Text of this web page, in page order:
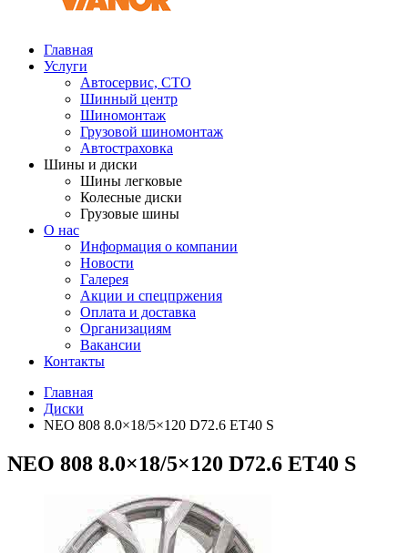
Главная
Услуги
Автосервис, СТО
Шинный центр
Шиномонтаж
Грузовой шиномонтаж
Автостраховка
Шины и диски
Шины легковые
Колесные диски
Грузовые шины
О нас
Информация о компании
Новости
Галерея
Акции и спецпржения
Оплата и доставка
Организациям
Вакансии
Контакты
Главная
Диски
NEO 808 8.0×18/5×120 D72.6 ET40 S
NEO 808 8.0×18/5×120 D72.6 ET40 S